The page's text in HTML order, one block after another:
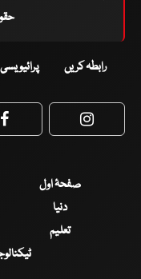
رابطہ کریں
Facebook
صفحۂ اول
دنیا
تعلیم